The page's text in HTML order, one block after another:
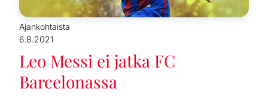
Ajankohtaista
6.8.2021
Leo Messi ei jatka FC
Barcelonassa